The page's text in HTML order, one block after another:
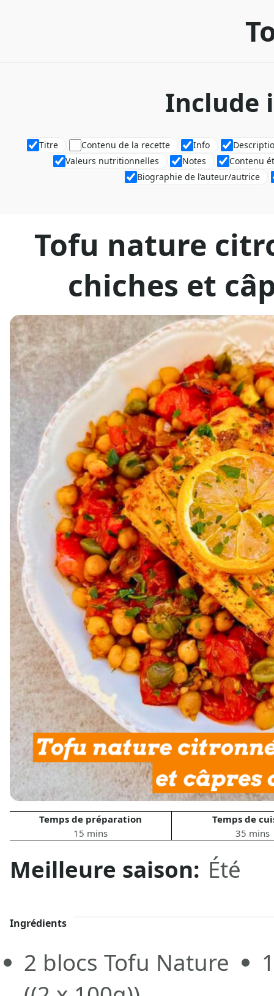
Include
Titre Contenu de la recette Info
Valeurs nutritionnelles
Notes
Contenu
Biographie de l’auteur/autrice
Tofu nature
chiches et
Temps de préparation
15 mins
Temps de
35 mins
Meilleure saison: Été
Ingrédients
2 blocs Tofu Nature